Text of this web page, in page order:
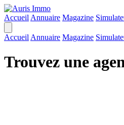
Accueil Annuaire Magazine
Accueil Annuaire Magazine
Trouvez une